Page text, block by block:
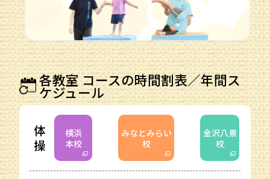
各教室 コースの時間割表／年間ス
ケジュール
体
操
横浜
本校
みなとみらい
校
金沢八景
校